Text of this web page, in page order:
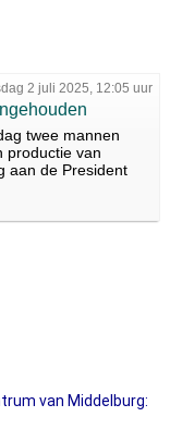
2 juli 2025, 12:05 uur
twee mannen
productie van
aan de President
van Middelburg: